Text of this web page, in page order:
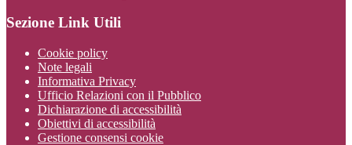
Sezione Link Utili
Cookie policy
Note legali
Informativa Privacy
Ufficio Relazioni con il Pubblico
Dichiarazione di accessibilità
Obiettivi di accessibilità
Gestione consensi cookie